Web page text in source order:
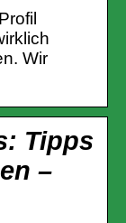
Wir
Tipps
–